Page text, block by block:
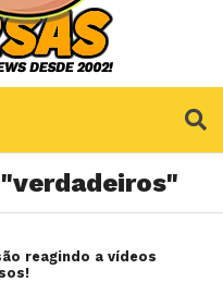
reagindo a vídeos